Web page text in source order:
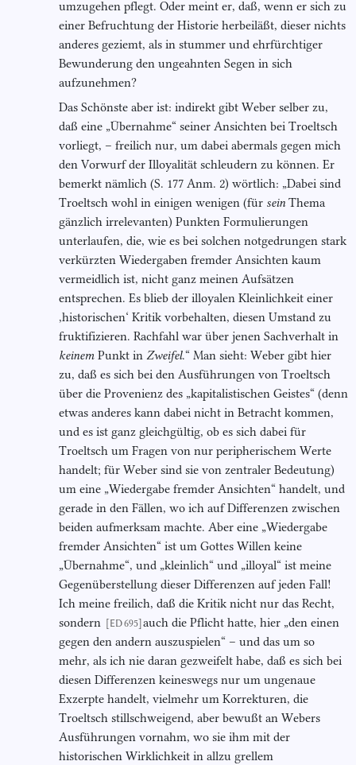
umzugehen pflegt. Oder meint er, daß, wenn er sich zu
einer Befruchtung der Historie herbeiläßt, dieser nichts
anderes geziemt, als in stummer und ehrfürchtiger
Bewunderung den ungeahnten Segen in sich
aufzunehmen?
Das Schönste aber ist: indirekt gibt Weber selber zu,
daß eine „Übernahme“ seiner Ansichten bei Troeltsch
vorliegt, – freilich nur, um dabei abermals gegen mich
den Vorwurf der Illoyalität schleudern zu können. Er
bemerkt nämlich (S. 177 Anm. 2) wörtlich: „Dabei sind
Troeltsch wohl in einigen wenigen (für seinThema
gänzlich irrelevanten) Punkten Formulierungen
unterlaufen, die, wie es bei solchen notgedrungen stark
verkürzten Wiedergaben fremder Ansichten kaum
vermeidlich ist, nicht ganz meinen Aufsätzen
entsprechen. Es blieb der illoyalen Kleinlichkeit einer
,historischen‘ Kritik vorbehalten, diesen Umstand zu
fruktifizieren. Rachfahl war über jenen Sachverhalt in
keinem Punkt in Zweifel.“ Man sieht: Weber gibt hier
zu, daß es sich bei den Ausführungen von Troeltsch
über die Provenienz des „kapitalistischen Geistes“ (denn
etwas anderes kann dabei nicht in Betracht kommen,
und es ist ganz gleichgültig, ob es sich dabei für
Troeltsch um Fragen von nur peripherischem Werte
handelt; für Weber sind sie von zentraler Bedeutung)
um eine „Wiedergabe fremder Ansichten“ handelt, und
gerade in den Fällen, wo ich auf Differenzen zwischen
beiden aufmerksam machte. Aber eine „Wiedergabe
fremder Ansichten“ ist um Gottes Willen keine
„Übernahme“, und „kleinlich“ und „illoyal“ ist meine
Gegenüberstellung dieser Differenzen auf jeden Fall!
Ich meine freilich, daß die Kritik nicht nur das Recht,
sondern
[ED 695] auch die Pflicht hatte, hier „den einen
gegen den andern auszuspielen“ – und das um so
mehr, als ich nie daran gezweifelt habe, daß es sich bei
diesen Differenzen keineswegs nur um ungenaue
Exzerpte handelt, vielmehr um Korrekturen, die
Troeltsch stillschweigend, aber bewußt an Webers
Ausführungen vornahm, wo sie ihm mit der
historischen Wirklichkeit in allzu grellem